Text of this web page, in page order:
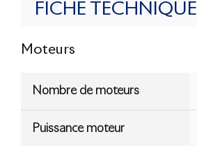
FICHE TECHNIQUE
Moteurs
Nombre de moteurs
Puissance moteur